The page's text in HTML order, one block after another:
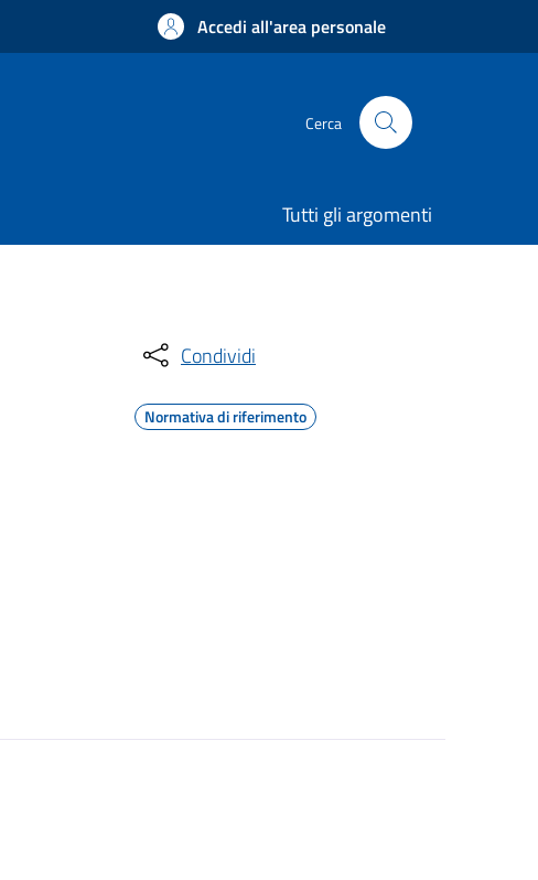
Accedi all'area personale
Cerca
Tutti gli argomenti
Condividi
Normativa di riferimento